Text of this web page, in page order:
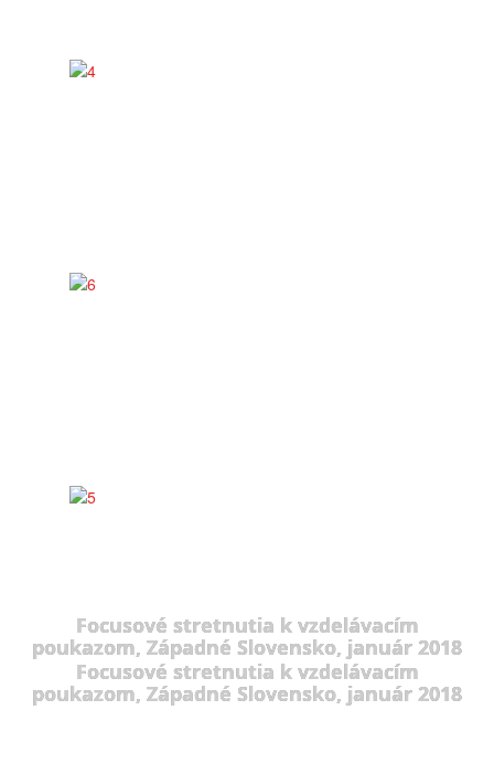
Focusové stretnutia k vzdelávacím
poukazom, Západné Slovensko, január 2018
Focusové stretnutia k vzdelávacím
poukazom, Západné Slovensko, január 2018